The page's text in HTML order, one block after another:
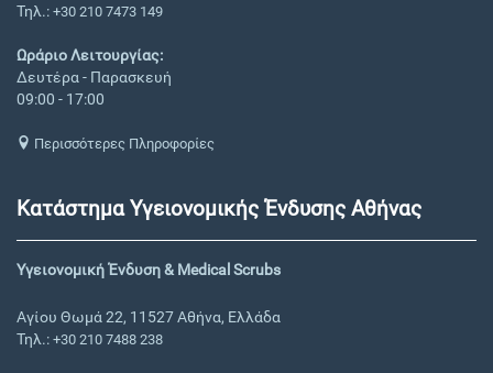
Τηλ.: +30 210 7473 149
Ωράριο Λειτουργίας:
Δευτέρα - Παρασκευή
09:00 - 17:00
Περισσότερες Πληροφορίες
Κατάστημα Υγειονομικής Ένδυσης Αθήνας
Υγειονομική Ένδυση & Medical Scrubs
Αγίου Θωμά 22, 11527 Αθήνα, Ελλάδα
Τηλ.: +30 210 7488 238